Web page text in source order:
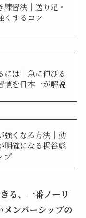
習法｜送り足・
くするコツ
には｜急に伸びる
慣を日本一が解説
強くなる方法｜動
明確になる梶谷彪
プ
る、一番ノーリ
ンバーシップの